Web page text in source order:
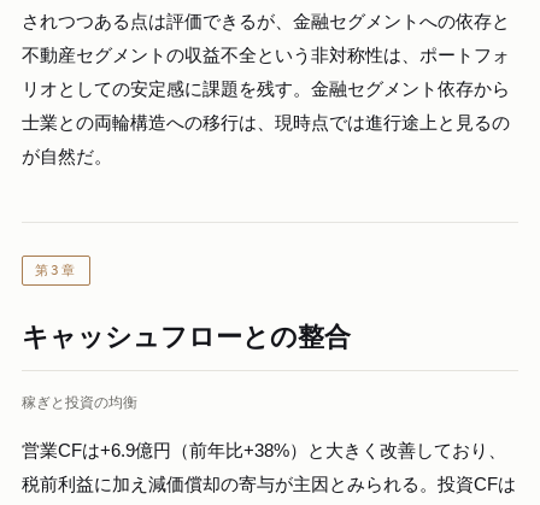
されつつある点は評価できるが、金融セグメントへの依存と
不動産セグメントの収益不全という非対称性は、ポートフォ
リオとしての安定感に課題を残す。金融セグメント依存から
士業との両輪構造への移行は、現時点では進行途上と見るの
が自然だ。
第3章
キャッシュフローとの整合
稼ぎと投資の均衡
営業CFは+6.9億円（前年比+38%）と大きく改善しており、
税前利益に加え減価償却の寄与が主因とみられる。投資CFは